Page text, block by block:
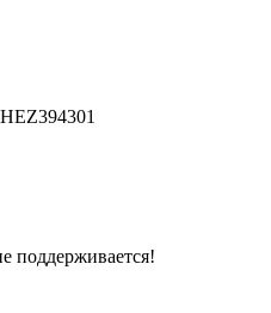
поддерживается!